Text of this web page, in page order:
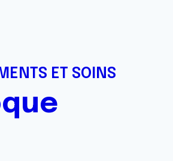
ET SOINS